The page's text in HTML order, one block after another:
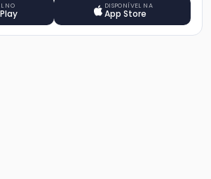
NO DISPONÍVEL NA
App Store